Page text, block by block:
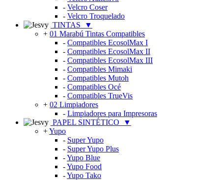
- Velcro Coser
- Velcro Troquelado
TINTAS
▼
+ 01 Marabú Tintas Compatibles
- Compatibles EcosolMax I
- Compatibles EcosolMax II
- Compatibles EcosolMax III
- Compatibles Mimaki
- Compatibles Mutoh
- Compatibles Océ
- Compatibles TrueVis
+ 02 Limpiadores
- Limpiadores para Impresoras
PAPEL SINTÉTICO
▼
+Yupo
- Super Yupo
- Super Yupo Plus
-Yupo Blue
-Yupo Food
-Yupo Tako